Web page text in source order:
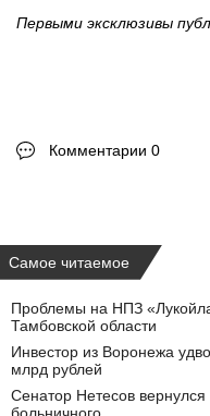
Первыми эксклюзивы
Комментарии 0
Самое читаемое
Проблемы на НПЗ
Тамбовской области
Инвестор из Воронежа
млрд рублей
Сенатор Нетесов
больничного